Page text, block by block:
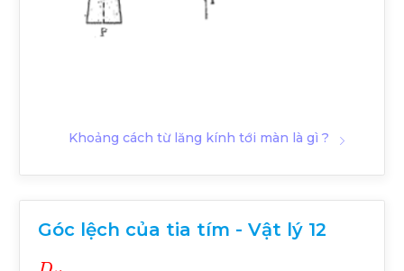
Khoảng cách từ lăng kính tới màn là gì ?
Góc lệch của tia tím - Vật lý 12
D